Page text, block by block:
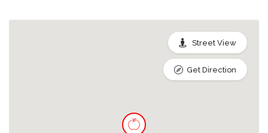
Street View
Get Direction